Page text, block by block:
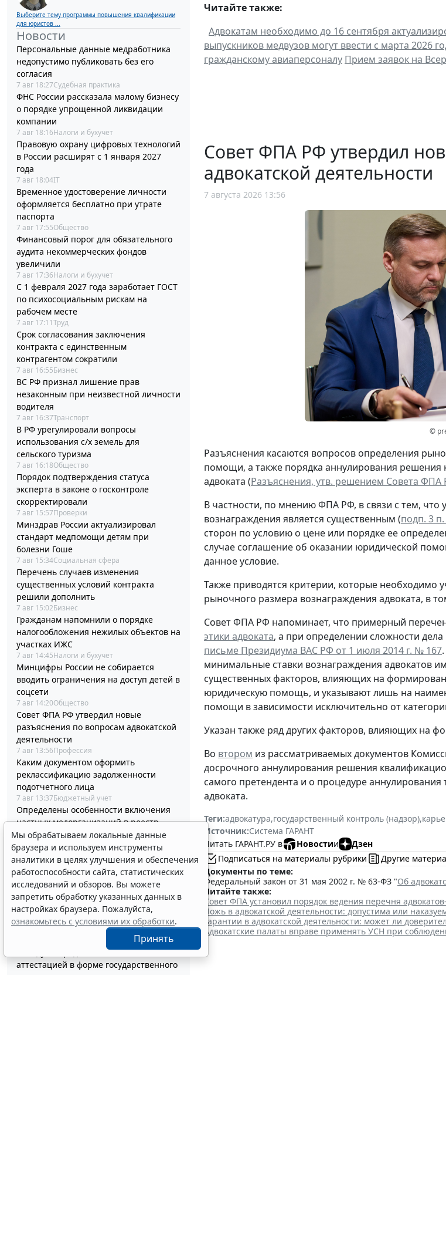
Выберите тему программы повышения квалификации
для юристов ...
Новости
Персональные данные медработника
недопустимо публиковать без его
согласия
7 авг 18:27Судебная практика
ФНС России рассказала малому бизнесу
о порядке упрощенной ликвидации
компании
7 авг 18:16Налоги и бухучет
Правовую охрану цифровых технологий
в России расширят с 1 января 2027
года
7 авг 18:04IT
Временное удостоверение личности
оформляется бесплатно при утрате
паспорта
7 авг 17:55Общество
Финансовый порог для обязательного
аудита некоммерческих фондов
увеличили
7 авг 17:36Налоги и бухучет
С 1 февраля 2027 года заработает ГОСТ
по психосоциальным рискам на
рабочем месте
7 авг 17:11Труд
Срок согласования заключения
контракта с единственным
контрагентом сократили
7 авг 16:55Бизнес
ВС РФ признал лишение прав
незаконным при неизвестной личности
водителя
7 авг 16:37Транспорт
В РФ урегулировали вопросы
использования с/х земель для
сельского туризма
7 авг 16:18Общество
Порядок подтверждения статуса
эксперта в законе о госконтроле
скорректировали
7 авг 15:57Проверки
Минздрав России актуализировал
стандарт медпомощи детям при
болезни Гоше
7 авг 15:34Социальная сфера
Перечень случаев изменения
существенных условий контракта
решили дополнить
7 авг 15:02Бизнес
Гражданам напомнили о порядке
налогообложения нежилых объектов на
участках ИЖС
7 авг 14:45Налоги и бухучет
Минцифры России не собирается
вводить ограничения на доступ детей в
соцсети
7 авг 14:20Общество
Совет ФПА РФ утвердил новые
разъяснения по вопросам адвокатской
деятельности
7 авг 13:56Профессия
Каким документом оформить
реклассификацию задолженности
подотчетного лица
7 авг 13:37Бюджетный учет
Определены особенности включения
частных медорганизаций в реестр
системы ОМС
7 авг 13:19Социальная сфера
Спецрежим НПД вправе применять
несовершеннолетние в возрасте от 14
до 18 лет
7 авг 12:58 Налоги и бухучет
При госрегистрации судна определят
соответствие идентифицирующим
признакам
В Госдуме предложили заменить ЕГЭ
аттестацией в форме государственного
Читайте также:
Адвокатам необходимо до 16 сентября
выпускников медвузов могут ввести с марта 2026
гражданскому авиаперсоналу Прием заявок на
Совет ФПА РФ утвердил
адвокатской деятельности
7 августа 2026 13:56
©
Разъяснения касаются вопросов определения
помощи, а также порядка аннулирования решения
адвоката (Разъяснения, утв. решением Совета
В частности, по мнению ФПА РФ, в связи с тем,
вознаграждения является существенным (подп. 3
сторон по условию о цене или порядке ее
случае соглашение об оказании юридической
данное условие.
Также приводятся критерии, которые
рыночного размера вознаграждения адвоката, в
Совет ФПА РФ напоминает, что примерный
этики адвоката, а при определении сложности
письме Президиума ВАС РФ от 1 июля 2014 г. № 167
минимальные ставки вознаграждения адвокатов
существенных факторов, влияющих на
юридическую помощь, и указывают лишь на
помощи в зависимости исключительно от
Указан также ряд других факторов, влияющих на
Во втором из рассматриваемых документов
досрочного аннулирования решения
самого претендента и о процедуре
адвоката.
Теги:адвокатура,государственный контроль (надзор),
Источник:Система ГАРАНТ
Читать ГАРАНТ.РУ в
Новостии
Дзен
Подписаться на материалы рубрики
Другие
Документы по теме:
Федеральный закон от 31 мая 2002 г. № 63-ФЗ "Об
Читайте также:
Совет ФПА установил порядок ведения перечня
Ложь в адвокатской деятельности: допустима или
Гарантии в адвокатской деятельности: может ли
Адвокатские палаты вправе применять УСН при
Мы обрабатываем локальные данные
браузера и используем инструменты
аналитики в целях улучшения и обеспечения
работоспособности сайта, статистических
исследований и обзоров. Вы можете
запретить обработку указанных данных в
настройках браузера. Пожалуйста,
ознакомьтесь с условиями их обработки.
Принять